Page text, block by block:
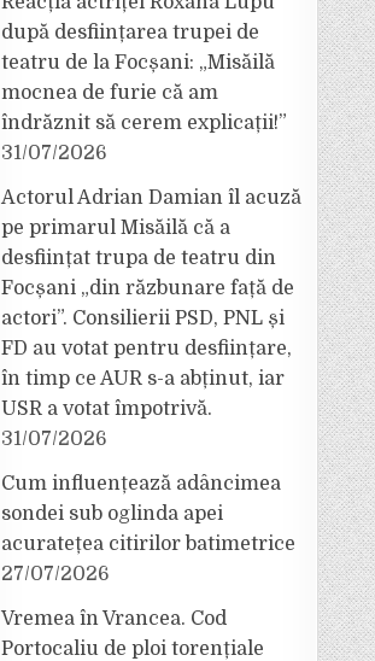
după desființarea trupei de
teatru de la Focșani: „Misăilă
mocnea de furie că am
îndrăznit să cerem explicații!”
31/07/2026
Actorul Adrian Damian îl acuză
pe primarul Misăilă că a
desființat trupa de teatru din
Focșani „din răzbunare față de
actori”. Consilierii PSD, PNL și
FD au votat pentru desființare,
în timp ce AUR s-a abținut, iar
USR a votat împotrivă.
31/07/2026
Cum influențează adâncimea
sondei sub oglinda apei
acuratețea citirilor batimetrice
27/07/2026
Vremea în Vrancea. Cod
Portocaliu de ploi torențiale